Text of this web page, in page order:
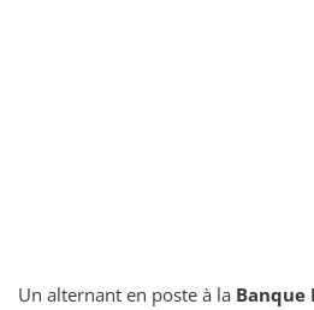
Un alternant en poste à la Banque